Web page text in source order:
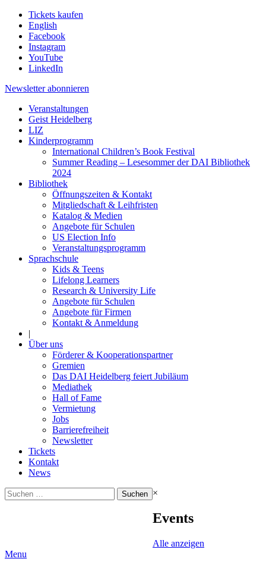
Tickets kaufen
English
Facebook
Instagram
YouTube
LinkedIn
Newsletter abonnieren
Veranstaltungen
Geist Heidelberg
LIZ
Kinderprogramm
International Children’s Book Festival
Summer Reading – Lesesommer der DAI Bibliothek
2024
Bibliothek
Öffnungszeiten & Kontakt
Mitgliedschaft & Leihfristen
Katalog & Medien
Angebote für Schulen
US Election Info
Veranstaltungsprogramm
Sprachschule
Kids & Teens
Lifelong Learners
Research & University Life
Angebote für Schulen
Angebote für Firmen
Kontakt & Anmeldung
|
Über uns
Förderer & Kooperationspartner
Gremien
Das DAI Heidelberg feiert Jubiläum
Mediathek
Hall of Fame
Vermietung
Jobs
Barrierefreiheit
Newsletter
Tickets
Kontakt
News
Suchen
nach:
×
Events
Alle anzeigen
Menu